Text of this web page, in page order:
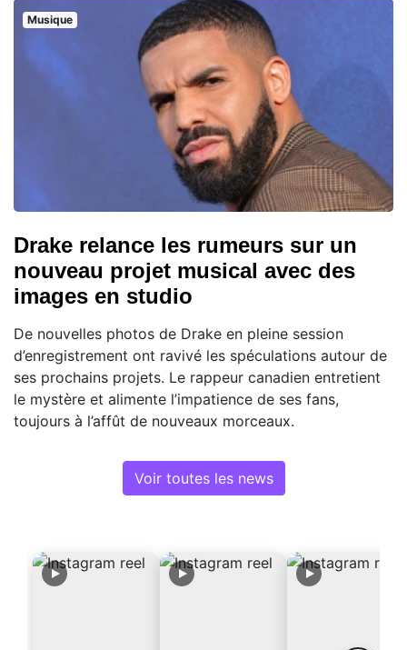
Musique
Drake relance les rumeurs sur un
nouveau projet musical avec des
images en studio
De nouvelles photos de Drake en pleine session
d’enregistrement ont ravivé les spéculations autour de
ses prochains projets. Le rappeur canadien entretient
le mystère et alimente l’impatience de ses fans,
toujours à l’affût de nouveaux morceaux.
Voir toutes les news